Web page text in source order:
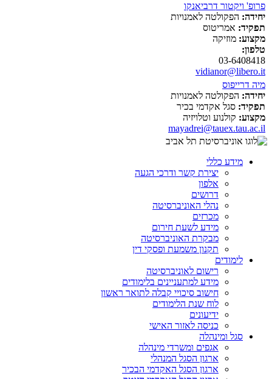
פרופ' ויקטור דרביאנקו
יחידה: הפקולטה לאמנויות
תפקיד: אמריטוס
מקצוע: מוזיקה
טלפון:
03-6408418
vidianor@libero.it
מיה דרייפוס
יחידה: הפקולטה לאמנויות
תפקיד: סגל אקדמי בכיר
מקצוע: קולנוע וטלויזיה
mayadrei@tauex.tau.ac.il
מידע כללי
יצירת קשר ודרכי הגעה
אלפון
דרושים
נהלי האוניברסיטה
מכרזים
מידע לשעת חירום
מבקרת האוניברסיטה
תקנון משמעת ופסקי דין
לימודים
רישום לאוניברסיטה
מידע למתעניינים בלימודים
חישוב סיכויי קבלה לתואר ראשון
לוח שנת הלימודים
ידיעונים
כניסה לאזור האישי
סגל ומינהלה
אגפים ומשרדי מינהלה
ארגון הסגל המנהלי
ארגון הסגל האקדמי הבכיר